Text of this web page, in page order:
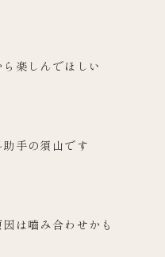
楽しんでほしい
手の須山です
は嚙み合わせかも